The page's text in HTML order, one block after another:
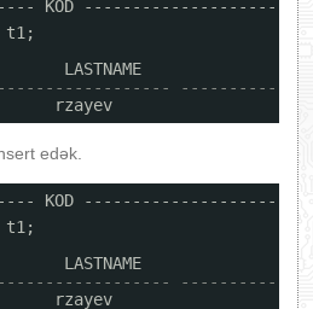
KOD ----------------------
t1;
LASTNAME
rzayev
edək.
KOD ----------------------
t1;
LASTNAME
rzayev